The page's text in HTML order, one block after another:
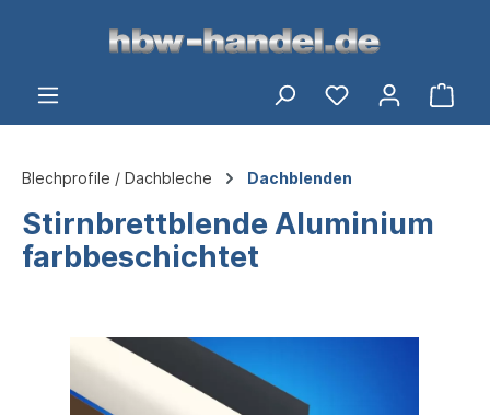
springen
Blechprofile / Dachbleche Dachblenden
Stirnbrettblende Aluminium
farbbeschichtet
Bildergalerie überspringen